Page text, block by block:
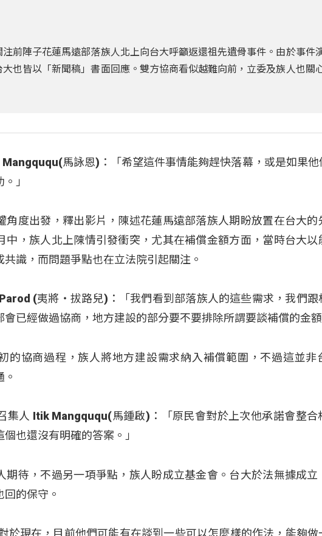
前陣子花蓮馬遠部落族人北上向台大呼籲返還祖先遺骨事件。由於事件
也皆以「新聞稿」書面回應。雙方協商看似越難向前，立委及族人也關
馬詠恩)：「希望這件事情能夠趕快落幕，或是如果他
」
角度出發，釋出影片，陳述花蓮馬遠部落族人期盼放置在台大的
中，族人北上陳情引發衝突，尤其在補償金額方面，當時台大以
識，而問題爭點也在立法院引起關注。
(夷將‧拔路兒)：「我們看到部落族人的這些需求，我們跟
已經做過協商，地方建設的部分要不要排除所謂要談補償的金額
的協商過程，族人將地方建設需求納入補償範圍，不過這並非
集人 Itik Mangququ(馬鍾啟)：「原民會對於上次他承諾會整合
也還沒有明確的答案。」
期待，不過另一項爭點，族人盼成立基金會。台大於法無據成立
的保守。
於現在，目前他們可能有在談到一些可以怎麼樣的作法，能夠做